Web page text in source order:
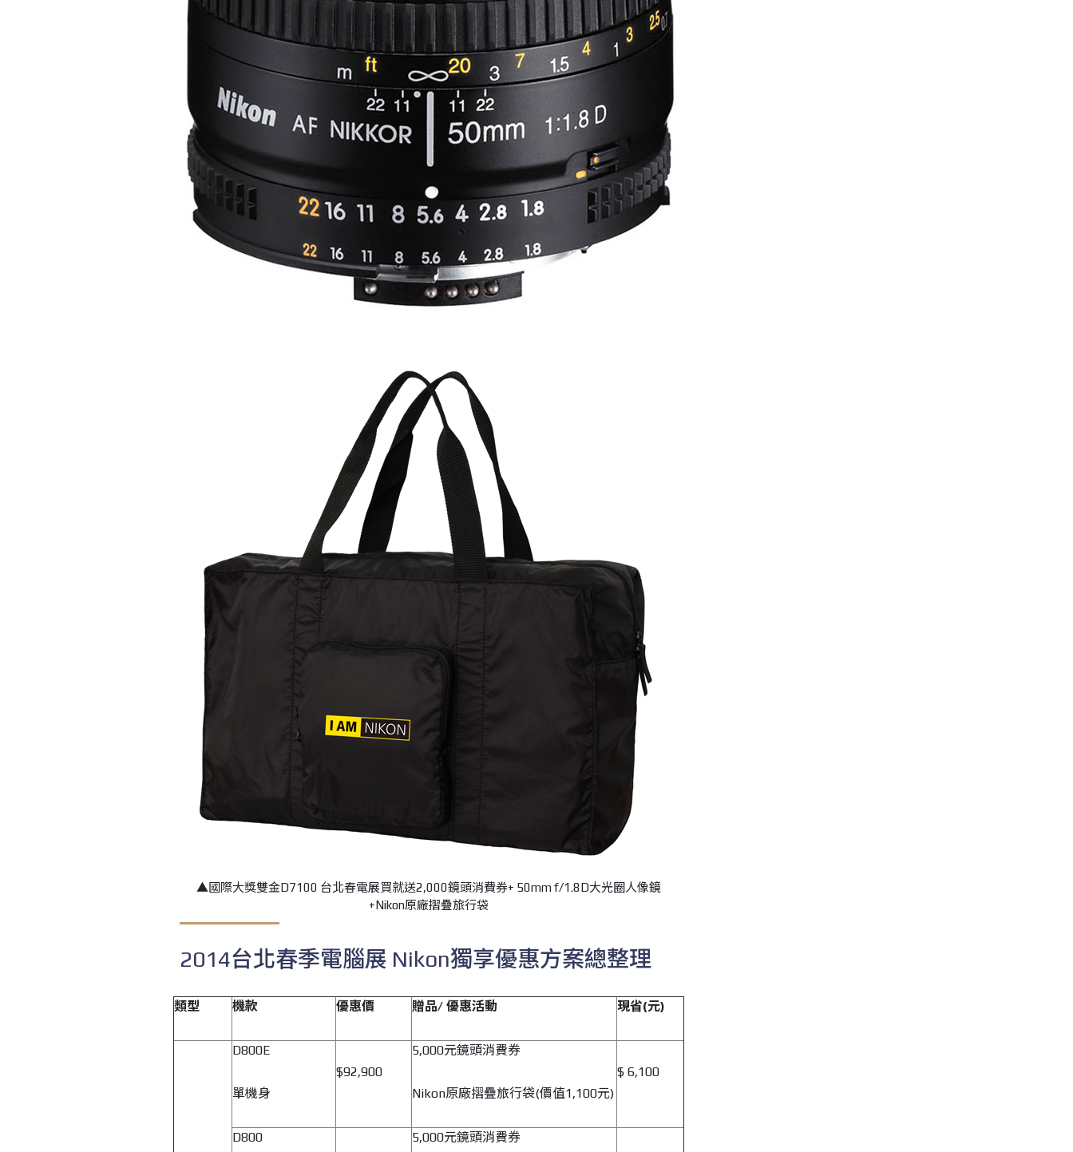
▲國際大獎雙金D7100 台北春電展買就送2,000鏡頭消費券+ 50mm f/1.8D大光圈人像鏡
+Nikon原廠摺疊旅行袋
2014台北春季電腦展 Nikon獨享優惠方案總整理
類型 機款 優惠價 贈品/ 優惠活動 現省(元)
D800E
單機身
$92,900
5,000元鏡頭消費券
Nikon原廠摺疊旅行袋(價值1,100元)
$ 6,100
D800
5,000元鏡頭消費券